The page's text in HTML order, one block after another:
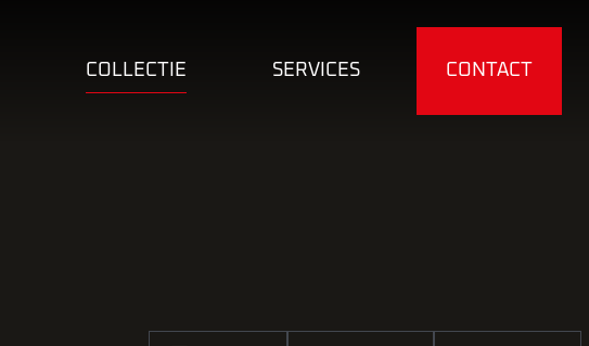
COLLECTIE SERVICES CONTACT